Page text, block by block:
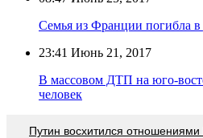
Семья из Франции погибла
23:41 Июнь 21, 2017
В массовом ДТП на юго-
человек
Путин восхитился отношениями